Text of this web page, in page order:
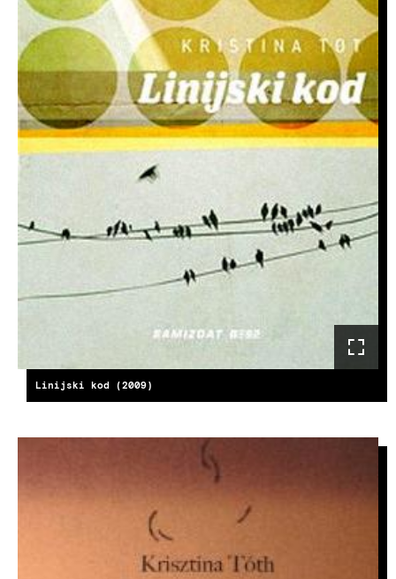
Linijski kod (2009)
KÉP